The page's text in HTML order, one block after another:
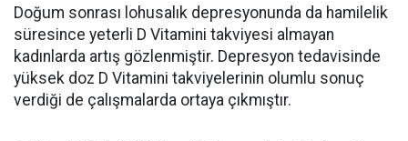
Doğum sonrası lohusalık depresyonunda da hamilelik
süresince yeterli D Vitamini takviyesi almayan
kadınlarda artış gözlenmiştir. Depresyon tedavisinde
yüksek doz D Vitamini takviyelerinin olumlu sonuç
verdiği de çalışmalarda ortaya çıkmıştır.